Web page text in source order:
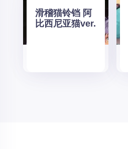
滑稽猫铃铛 阿
比西尼亚猫ver.